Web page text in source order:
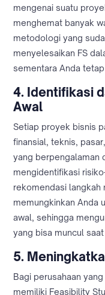
mengenai suatu
menghemat banyak
metodologi yang
menyelesaikan FS
sementara Anda
4. Identifikasi
Awal
Setiap proyek bisnis
finansial, teknis,
yang berpengalaman
mengidentifikasi
rekomendasi langkah
memungkinkan Anda
awal, sehingga
yang bisa muncul
5.
Bagi perusahaan
memiliki Feasibility